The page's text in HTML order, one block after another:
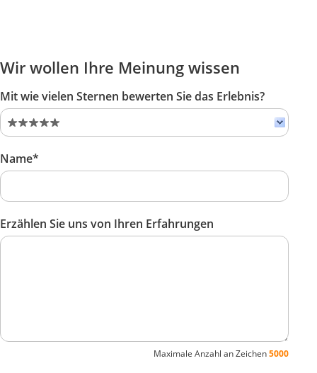
Wir wollen Ihre Meinung wissen
Mit wie vielen Sternen bewerten Sie das Erlebnis?
Name*
Erzählen Sie uns von Ihren Erfahrungen
Maximale Anzahl an Zeichen5000